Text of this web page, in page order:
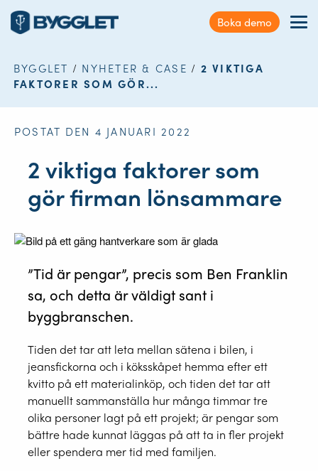
Nyheter & Case
Kontakt
Boka demo
Sök
webbplatsen
BYGGLET / NYHETER & CASE / 2 VIKTIGA
FAKTORER SOM GÖR...
POSTAT DEN 4 JANUARI 2022
2 viktiga faktorer som
gör firman lönsammare
”Tid är pengar”, precis som Ben Franklin
sa, och detta är väldigt sant i
byggbranschen.
Tiden det tar att leta mellan sätena i bilen, i
jeansfickorna och i köksskåpet hemma efter ett
kvitto på ett materialinköp, och tiden det tar att
manuellt sammanställa hur många timmar tre
olika personer lagt på ett projekt; är pengar som
bättre hade kunnat läggas på att ta in fler projekt
eller spendera mer tid med familjen.